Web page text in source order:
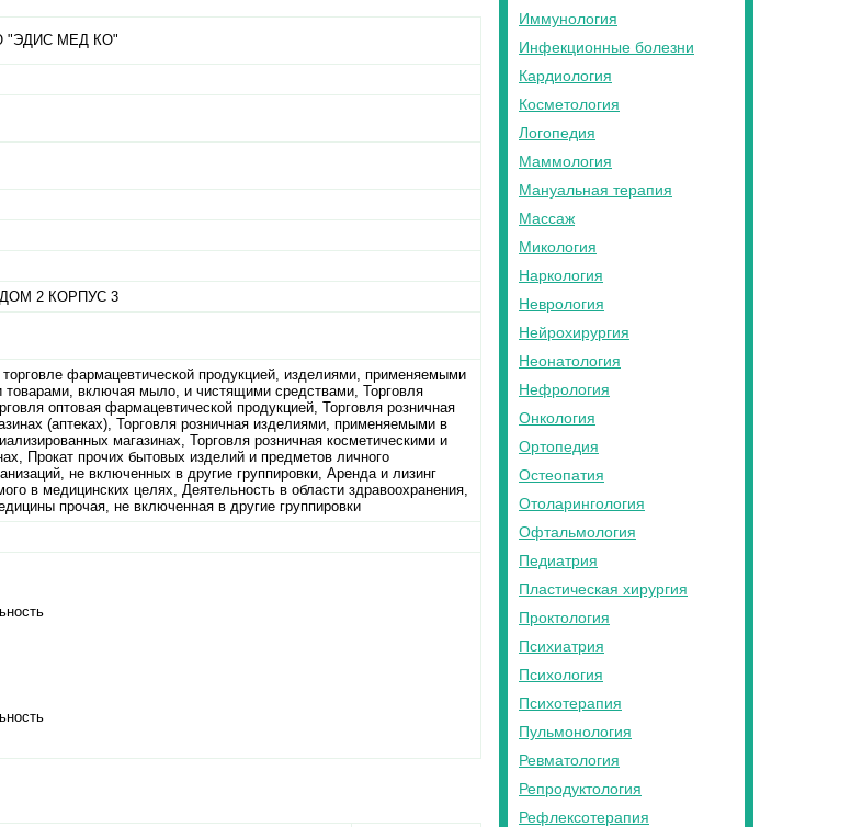
"ЭДИС МЕД КО"
2 КОРПУС 3
фармацевтической продукцией, изделиями, применяемыми
включая мыло, и чистящими средствами, Торговля
оптовая фармацевтической продукцией, Торговля розничная
(аптеках), Торговля розничная изделиями, применяемыми в
магазинах, Торговля розничная косметическими и
Прокат прочих бытовых изделий и предметов личного
не включенных в другие группировки, Аренда и лизинг
в медицинских целях, Деятельность в области здравоохранения,
прочая, не включенная в другие группировки
Иммунология
Инфекционные болезни
Кардиология
Косметология
Логопедия
Маммология
Мануальная терапия
Массаж
Микология
Наркология
Неврология
Нейрохирургия
Неонатология
Нефрология
Онкология
Ортопедия
Остеопатия
Отоларингология
Офтальмология
Педиатрия
Пластическая хирургия
Проктология
Психиатрия
Психология
Психотерапия
Пульмонология
Ревматология
Репродуктология
Рефлексотерапия